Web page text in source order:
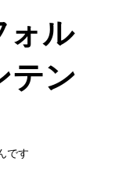
ォル
テン
です